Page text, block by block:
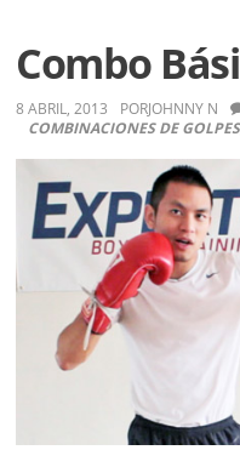
Combo
8 ABRIL, 2013 PORJOHNNY N
COMBINACIONES DE GOLPES